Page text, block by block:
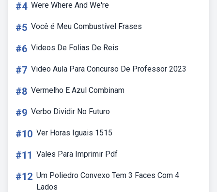
#4 Were Where And We're
#5 Você é Meu Combustível Frases
#6 Videos De Folias De Reis
#7 Video Aula Para Concurso De Professor 2023
#8 Vermelho E Azul Combinam
#9 Verbo Dividir No Futuro
#10 Ver Horas Iguais 1515
#11 Vales Para Imprimir Pdf
#12 Um Poliedro Convexo Tem 3 Faces Com 4
Lados